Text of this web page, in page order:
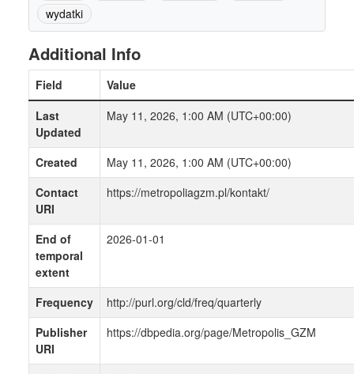
wydatki
Additional Info
Field
Value
Last
Updated
May 11, 2026, 1:00 AM (UTC+00:00)
Created
May 11, 2026, 1:00 AM (UTC+00:00)
Contact
URI
https://metropoliagzm.pl/kontakt/
End of
temporal
extent
2026-01-01
Frequency
http://purl.org/cld/freq/quarterly
Publisher
URI
https://dbpedia.org/page/Metropolis_GZM